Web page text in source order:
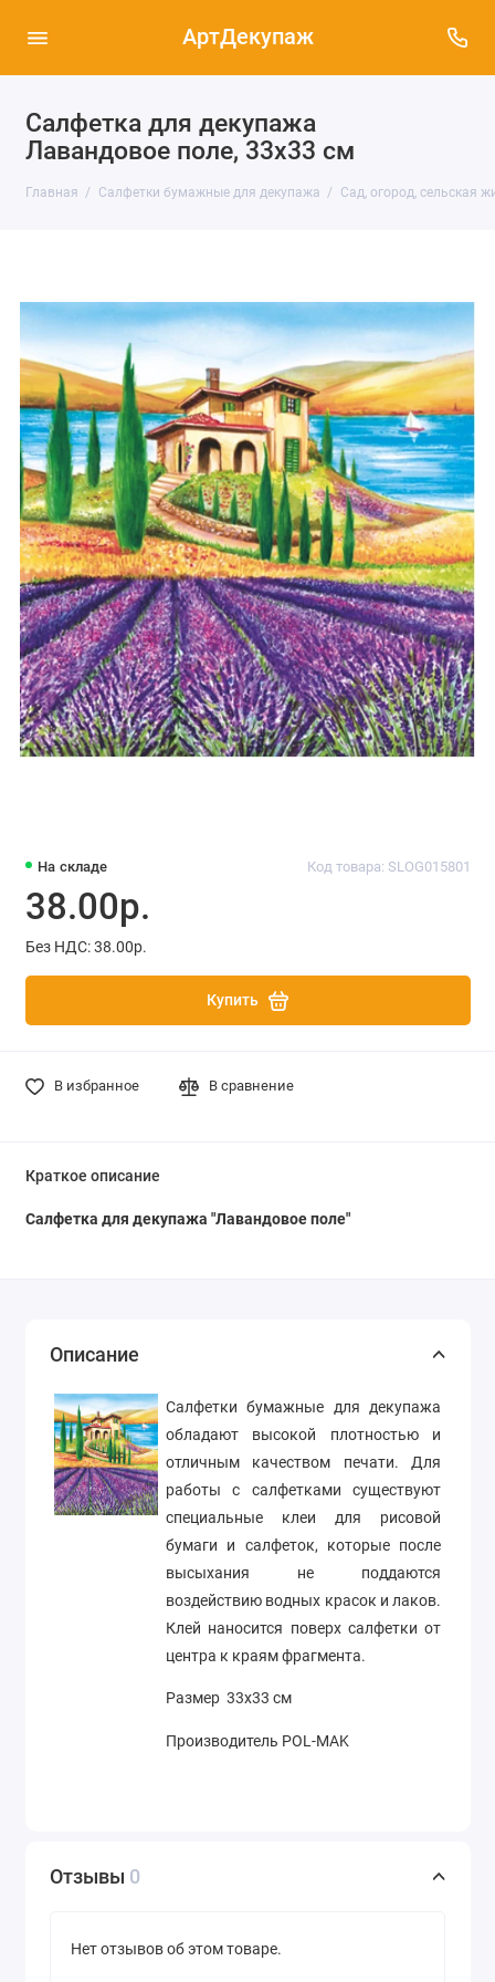
АртДекупаж
Салфетка для декупажа
Лавандовое поле, 33х33 см
Главная Салфетки бумажные для декупажа Сад, огород, сельская
На складе Код товара: SLOG015801
38.00р.
Без НДС: 38.00р.
Купить
В избранное В сравнение
Краткое описание
Салфетка для декупажа "Лавандовое поле"
Описание
Салфетки бумажные для декупажа
обладают высокой плотностью и
отличным качеством печати. Для
работы с салфетками существуют
специальные клеи для рисовой
бумаги и салфеток, которые после
высыхания не поддаются
воздействию водных красок и лаков.
Клей наносится поверх салфетки от
центра к краям фрагмента.
Размер 33х33 см
Производитель POL-MAK
Отзывы 0
Нет отзывов об этом товаре.